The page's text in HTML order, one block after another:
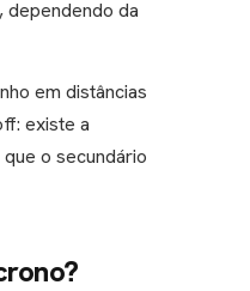
dependendo da
em distâncias
existe a
o secundário